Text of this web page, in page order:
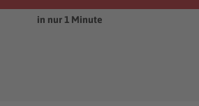
in nur 1 Minute